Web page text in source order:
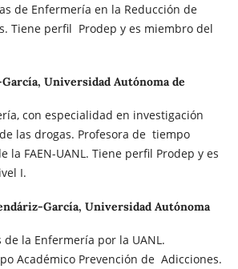
de Enfermería en la Reducción de
Tiene perfil Prodep y es miembro del
Universidad Autónoma de
con especialidad en investigación
las drogas. Profesora de tiempo
la FAEN-UANL. Tiene perfil Prodep y es
I.
García, Universidad Autónoma
de la Enfermería por la UANL.
Académico Prevención de Adicciones.